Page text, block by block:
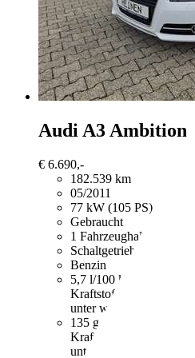
Audi A3 Ambition
€ 6.690,-
182.539 km
05/2011
77 kW (105 PS)
Gebraucht
1 Fahrzeughalter
Schaltgetriebe
Benzin
5,7 l/100 km (komb.)
Kraftstoffverbrauch, die
unter www.dat.de
135 g/km (komb.)
Kraftstoffverbrauch, die
unter www.dat.de